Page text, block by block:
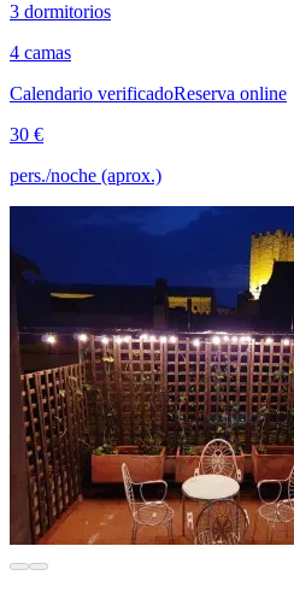
3 dormitorios
4 camas
Calendario verificadoReserva online
30 €
pers./noche (aprox.)